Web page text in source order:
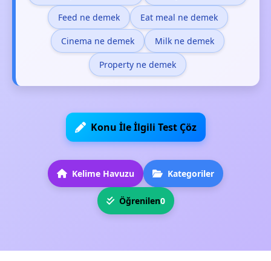
Feed ne demek Eat meal ne demek
Cinema ne demek Milk ne demek
Property ne demek
Konu İle İlgili Test Çöz
Kelime Havuzu Kategoriler
Öğrenilen0